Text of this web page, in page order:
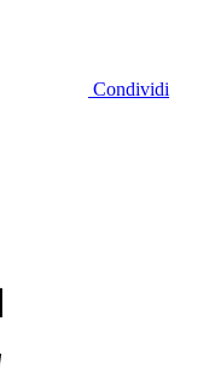
Condividi